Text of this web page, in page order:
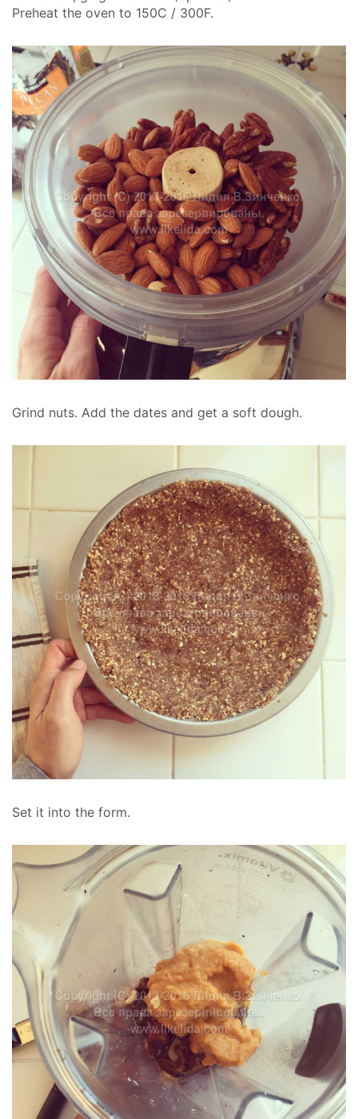
Preheat the oven to 150C / 300F.
Grind nuts. Add the dates and get a soft dough.
Set it into the form.